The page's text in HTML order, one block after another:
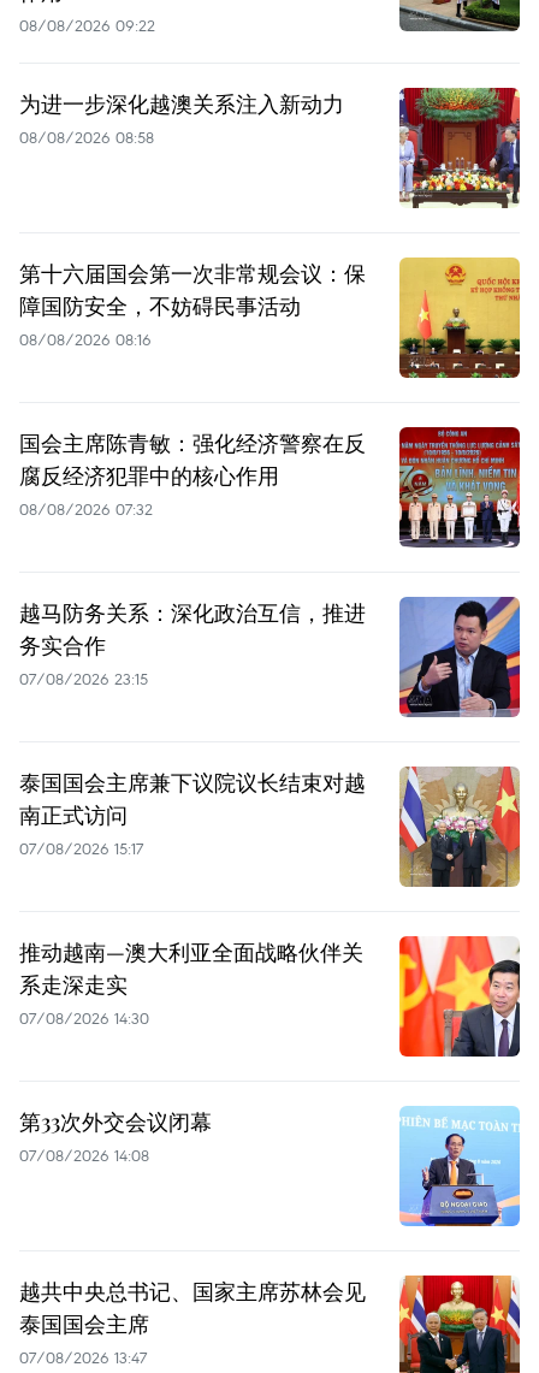
08/08/2026 09:22
为进一步深化越澳关系注入新动力
08/08/2026 08:58
第十六届国会第一次非常规会议：保
障国防安全，不妨碍民事活动
08/08/2026 08:16
国会主席陈青敏：强化经济警察在反
腐反经济犯罪中的核心作用
08/08/2026 07:32
越马防务关系：深化政治互信，推进
务实合作
07/08/2026 23:15
泰国国会主席兼下议院议长结束对越
南正式访问
07/08/2026 15:17
推动越南—澳大利亚全面战略伙伴关
系走深走实
07/08/2026 14:30
第33次外交会议闭幕
07/08/2026 14:08
越共中央总书记、国家主席苏林会见
泰国国会主席
07/08/2026 13:47